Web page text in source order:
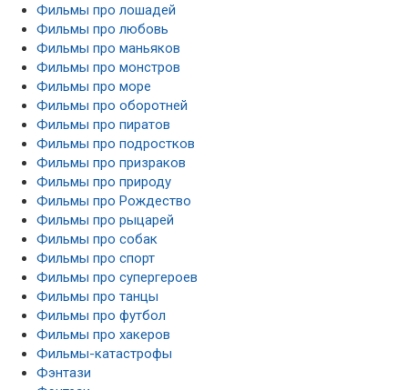
Фильмы про лошадей
Фильмы про любовь
Фильмы про маньяков
Фильмы про монстров
Фильмы про море
Фильмы про оборотней
Фильмы про пиратов
Фильмы про подростков
Фильмы про призраков
Фильмы про природу
Фильмы про Рождество
Фильмы про рыцарей
Фильмы про собак
Фильмы про спорт
Фильмы про супергероев
Фильмы про танцы
Фильмы про футбол
Фильмы про хакеров
Фильмы-катастрофы
Фэнтази